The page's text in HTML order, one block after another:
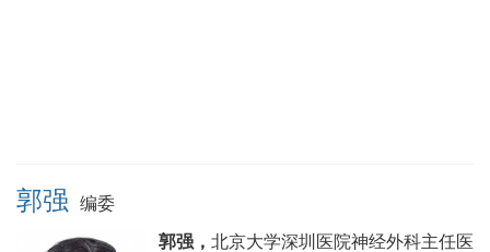
郭强 编委
郭强， 北京大学深圳医院神经外科主任医